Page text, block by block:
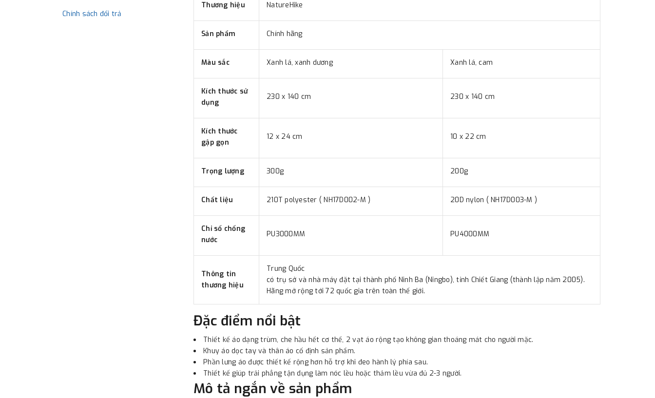
Chính sách đổi trả
Thương hiệu NatureHike
Sản phẩm Chính hãng
Màu sắc Xanh lá, xanh dương Xanh lá, cam
Kích thước sử
dụng
230 x 140 cm 230 x 140 cm
Kích thước
gập gọn
12 x 24 cm 10 x 22 cm
Trọng lượng 300g 200g
Chất liệu 210T polyester ( NH17D002-M ) 20D nylon ( NH17D003-M )
Chỉ số chống
nước
PU3000MM PU4000MM
Thông tin
thương hiệu
Trung Quốc
có trụ sở và nhà máy đặt tại thành phố Ninh Ba (Ningbo), tỉnh Chiết Giang (thành lập năm 2005).
Hãng mở rộng tới 72 quốc gia trên toàn thế giới.
Đặc điểm nổi bật
Thiết kế áo dạng trùm, che hầu hết cơ thể, 2 vạt áo rộng tạo không gian thoáng mát cho người mặc.
Khuy áo dọc tay và thân áo cố định sản phẩm.
Phần lưng áo được thiết kế rộng hơn hỗ trợ khi đeo hành lý phía sau.
Thiết kế giúp trải phẳng tận dụng làm nóc lều hoặc thảm lều vừa đủ 2-3 người.
Mô tả ngắn về sản phẩm